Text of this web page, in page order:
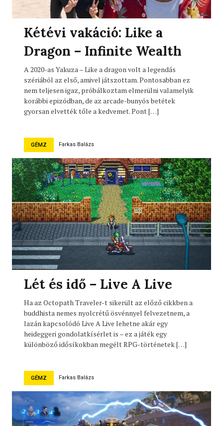
Kétévi vakáció: Like a
Dragon – Infinite Wealth
A 2020-as Yakuza – Like a dragon volt a legendás
szériából az első, amivel játszottam. Pontosabban ez
nem teljesen igaz, próbálkoztam elmerülni valamelyik
korábbi epizódban, de az arcade-bunyós betétek
gyorsan elvették tőle a kedvemet. Pont […]
GÉMZ Farkas Balázs
Lét és idő – Live A Live
Ha az Octopath Traveler-t sikerült az előző cikkben a
buddhista nemes nyolcrétű ösvénnyel felvezetnem, a
lazán kapcsolódó Live A Live lehetne akár egy
heideggeri gondolatkísérlet is – ez a játék egy
különböző idősíkokban megélt RPG-történetek […]
GÉMZ Farkas Balázs